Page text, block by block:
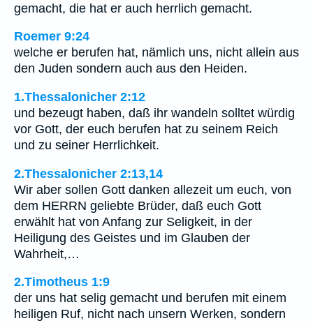
gemacht, die hat er auch herrlich gemacht.
Roemer 9:24
welche er berufen hat, nämlich uns, nicht allein aus
den Juden sondern auch aus den Heiden.
1.Thessalonicher 2:12
und bezeugt haben, daß ihr wandeln solltet würdig
vor Gott, der euch berufen hat zu seinem Reich
und zu seiner Herrlichkeit.
2.Thessalonicher 2:13,14
Wir aber sollen Gott danken allezeit um euch, von
dem HERRN geliebte Brüder, daß euch Gott
erwählt hat von Anfang zur Seligkeit, in der
Heiligung des Geistes und im Glauben der
Wahrheit,…
2.Timotheus 1:9
der uns hat selig gemacht und berufen mit einem
heiligen Ruf, nicht nach unsern Werken, sondern